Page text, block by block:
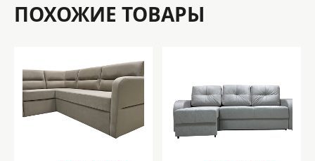
ПОХОЖИЕ ТОВАРЫ